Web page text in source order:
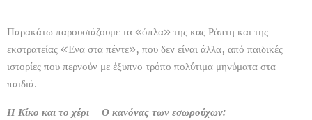
Παρακάτω παρουσιάζουμε τα «όπλα» της κας Ράπτη και της
εκστρατείας «Ένα στα πέντε», που δεν είναι άλλα, από παιδικές
ιστορίες που περνούν με έξυπνο τρόπο πολύτιμα μηνύματα στα
παιδιά.
Η Κίκο και το χέρι - Ο κανόνας των εσωρούχων: